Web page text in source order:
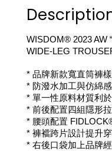
WISDOM® 2023 AW
WIDE-LEG
* 品牌新款寬直筒褲
* 防潑水加工與仿綿
* 單一性原料材質利
* 前後配置四組隱形
* 腰頭配置 FIDLOCK
* 褲襠跨片設計提升
* 右後口袋加上品牌